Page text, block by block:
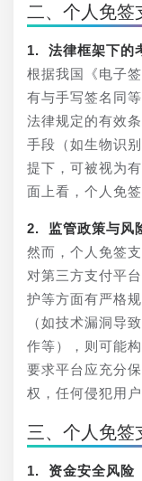
二、个人免签
1. 法律框架下的
根据我国《电子
有与手写签名同
法律规定的有效
手段（如生物识
提下，可被视为
面上看，个人免
2. 监管政策与风
然而，个人免签
对第三方支付平
护等方面有严格
（如技术漏洞导
作等），则可能
要求平台应充分
权，任何侵犯用
三、个人免签
1. 资金安全风险